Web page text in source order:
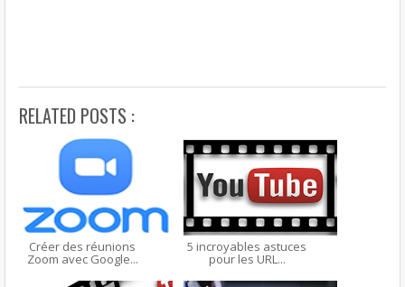
RELATED POSTS :
Créer des réunions
Zoom avec Google...
5 incroyables astuces
pour les URL...